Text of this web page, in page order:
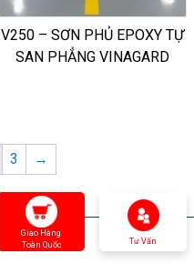
V250 – SƠN PHỦ EPOXY TỰ
SAN PHẲNG VINAGARD
3 →
Giao Hàng
Toàn Quốc
Tư Vấn